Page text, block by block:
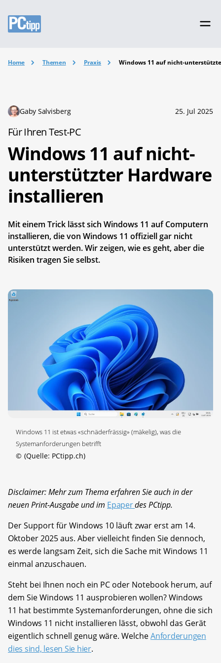
Home Themen Praxis Windows 11 auf nicht-
Gaby Salvisberg 25. Jul 2025
Für Ihren Test-PC
Windows 11 auf nicht-
unterstützter Hardware
installieren
Mit einem Trick lässt sich Windows 11 auf Computern
installieren, die von Windows 11 offiziell gar nicht
unterstützt werden. Wir zeigen, wie es geht, aber die
Risiken tragen Sie selbst.
Windows 11 ist etwas «schnäderfrässig» (mäkelig), was die
Systemanforderungen betrifft
© (Quelle: PCtipp.ch)
Disclaimer: Mehr zum Thema erfahren Sie auch in der
neuen Print-Ausgabe und im Epaperdes PCtipp.
Der Support für Windows 10 läuft zwar erst am 14.
Oktober 2025 aus. Aber vielleicht finden Sie dennoch,
es werde langsam Zeit, sich die Sache mit Windows 11
einmal anzuschauen.
Steht bei Ihnen noch ein PC oder Notebook herum, auf
dem Sie Windows 11 ausprobieren wollen? Windows
11 hat bestimmte Systemanforderungen, ohne die sich
Windows 11 nicht installieren lässt, obwohl das Gerät
eigentlich schnell genug wäre. WelcheAnforderungen
dies sind, lesen Sie hier.